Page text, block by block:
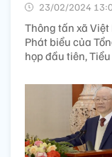
23/02/2024
Thông tấn xã
Phát biểu của
họp đầu tiên,